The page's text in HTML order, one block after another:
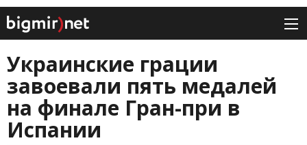
Украинские грации
завоевали пять медалей
на финале Гран-при в
Испании